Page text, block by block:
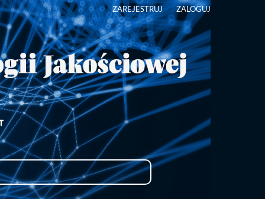
ZAREJESTRUJ ZALOGUJ